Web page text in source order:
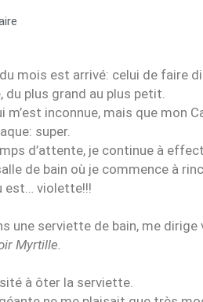
mois est arrivé: celui de faire
plus grand au plus petit.
m’est inconnue, mais que mon
super.
d’attente, je continue à
de bain où je commence à
est… violette!!!
une serviette de bain, me
Myrtille.
à ôter la serviette.